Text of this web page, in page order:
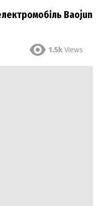
Baojun
1.5k Views